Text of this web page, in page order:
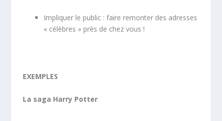
Impliquer le public : faire remonter des adresses
« célèbres » près de chez vous !
EXEMPLES
La saga Harry Potter